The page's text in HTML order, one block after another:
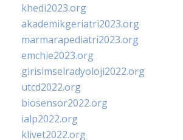
khedi2023.org
akademikgeriatri2023.org
marmarapediatri2023.org
emchie2023.org
girisimselradyoloji2022.org
utcd2022.org
biosensor2022.org
ialp2022.org
klivet2022.org